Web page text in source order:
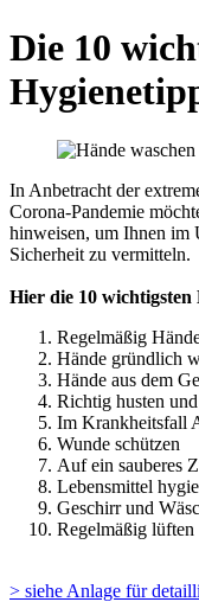
Die 10
In Anbetracht der
Corona-Pandemie
hinweisen, um Ihnen im
Sicherheit zu vermitteln.
Hier die 10 wichtigsten
Regelmäßig
Hände gründlich
Hände aus dem
Richtig husten
Im Krankheitsfall
Wunde schützen
Auf ein sauberes
Lebensmittel
Geschirr und
Regelmäßig lüften
> siehe Anlage für